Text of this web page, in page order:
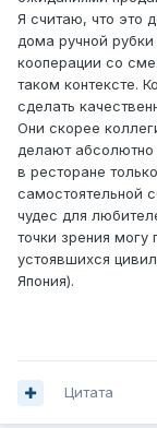
Я считаю, что это
дома ручной
кооперации со
таком контексте.
сделать
Они скорее
делают
в ресторане
самостоятельной
чудес для
точки зрения могу
устоявшихся
Япония).
Цитата